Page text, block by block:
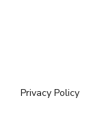
Privacy Policy